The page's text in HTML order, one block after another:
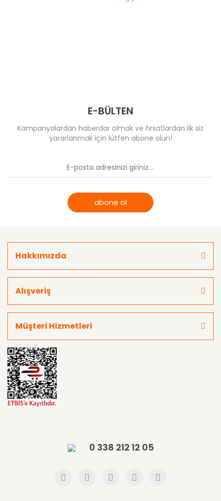
E-BÜLTEN
Kampanyalardan haberdar olmak ve fırsatlardan ilk siz
yararlanmak için lütfen abone olun!
abone ol
Hakkımızda
Alışveriş
Müşteri Hizmetleri
0 338 212 12 05